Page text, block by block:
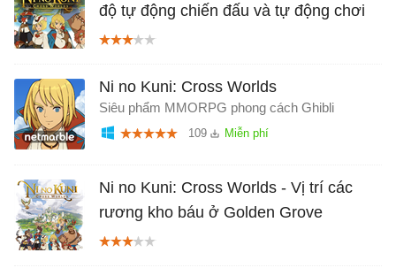
độ tự động chiến đấu và tự động chơi
Ni no Kuni: Cross Worlds
Siêu phẩm MMORPG phong cách Ghibli
109
Ni no Kuni: Cross Worlds - Vị trí các
rương kho báu ở Golden Grove